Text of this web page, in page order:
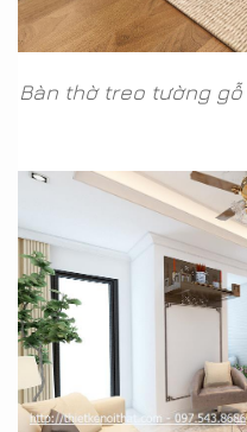
Bàn thờ treo tường